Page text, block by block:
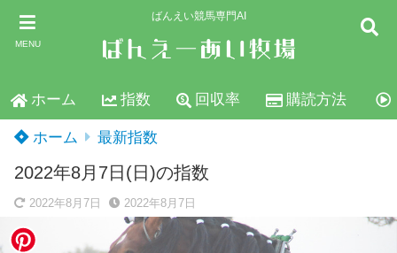
MENU
ばんえい競馬専門AI
ホーム 指数 回収率 購読方法
ホーム 最新指数
2022年8月7日(日)の指数
2022年8月7日 2022年8月7日